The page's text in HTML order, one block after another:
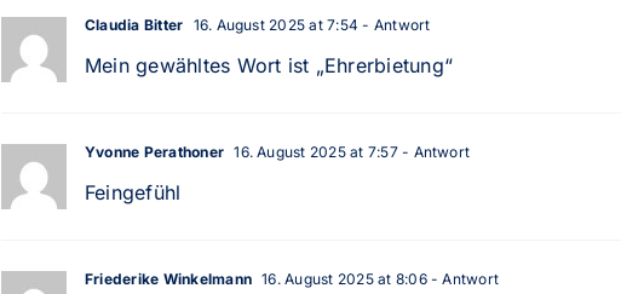
Claudia Bitter 16. August 2025 at 7:54 - Antwort
Mein gewähltes Wort ist „Ehrerbietung“
Yvonne Perathoner 16. August 2025 at 7:57- Antwort
Feingefühl
Friederike Winkelmann 16. August 2025 at 8:06- Antwort